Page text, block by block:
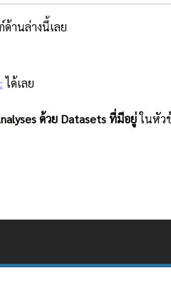
ด้านล่างนี้เลย
ได้เลย
ด้วย Datasets ที่มีอยู่ในหัว